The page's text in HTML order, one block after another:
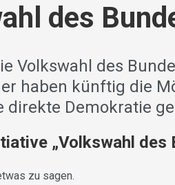
des
Volkswahl des
haben künftig die
direkte Demokratie
„Volkswahl des
zu sagen.